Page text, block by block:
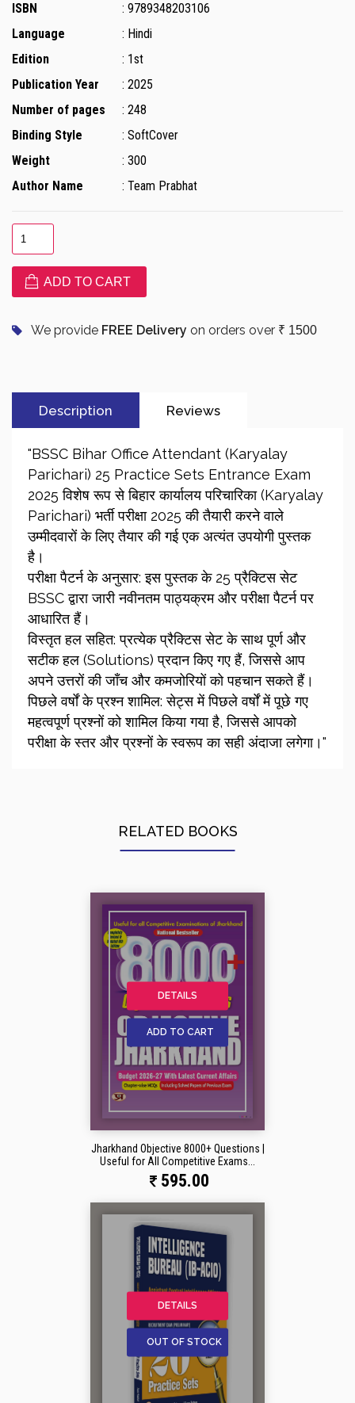
ISBN
: 9789348203106
Language
: Hindi
Edition
: 1st
Publication Year
: 2025
Number of pages
: 248
Binding Style
: SoftCover
Weight
: 300
Author Name
: Team Prabhat
ADD TO CART
We provide FREE Delivery on orders over ₹ 1500
Description Reviews
"BSSC Bihar Office Attendant (Karyalay
Parichari) 25 Practice Sets Entrance Exam
2025 विशेष रूप से बिहार कार्यालय परिचारिका (Karyalay
Parichari) भर्ती परीक्षा 2025 की तैयारी करने वाले
उम्मीदवारों के लिए तैयार की गई एक अत्यंत उपयोगी पुस्तक
है।
परीक्षा पैटर्न के अनुसार: इस पुस्तक के 25 प्रैक्टिस सेट
BSSC द्वारा जारी नवीनतम पाठ्यक्रम और परीक्षा पैटर्न पर
आधारित हैं।
विस्तृत हल सहित: प्रत्येक प्रैक्टिस सेट के साथ पूर्ण और
सटीक हल (Solutions) प्रदान किए गए हैं, जिससे आप
अपने उत्तरों की जाँच और कमजोरियों को पहचान सकते हैं।
पिछले वर्षों के प्रश्न शामिल: सेट्स में पिछले वर्षों में पूछे गए
महत्वपूर्ण प्रश्नों को शामिल किया गया है, जिससे आपको
परीक्षा के स्तर और प्रश्नों के स्वरूप का सही अंदाजा लगेगा।"
RELATED BOOKS
DETAILS
ADD TO CART
Jharkhand Objective 8000+ Questions |
Useful for All Competitive Exams...
595.00
DETAILS
OUT OF STOCK